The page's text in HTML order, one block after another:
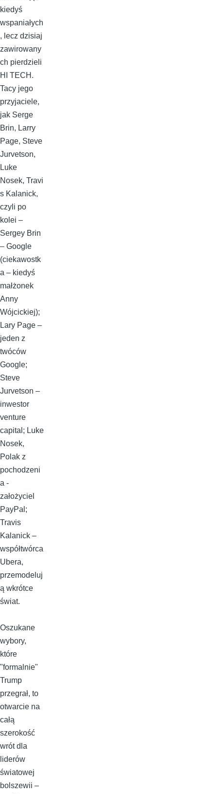
kiedyś
wspaniałych
, lecz dzisiaj
zawirowany
ch pierdzieli
HI TECH.
Tacy jego
przyjaciele,
jak Serge
Brin, Larry
Page, Steve
Jurvetson,
Luke
Nosek, Travi
s Kalanick,
czyli po
kolei –
Sergey Brin
– Google
(ciekawostk
a – kiedyś
małżonek
Anny
Wójcickiej);
Lary Page –
jeden z
twóców
Google;
Steve
Jurvetson –
inwestor
venture
capital; Luke
Nosek,
Polak z
pochodzeni
a -
założyciel
PayPal;
Travis
Kalanick –
współtwórca
Ubera,
przemodeluj
ą wkrótce
świat.
Oszukane
wybory,
które
"formalnie"
Trump
przegrał, to
otwarcie na
całą
szerokość
wrót dla
liderów
światowej
bolszewii –